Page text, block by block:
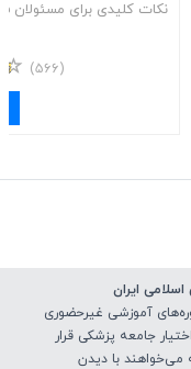
نکات کلیدی برای مسئولان
ایران
آموزشی غیرحضوری
جامعه پزشکی قرار
با دیدن